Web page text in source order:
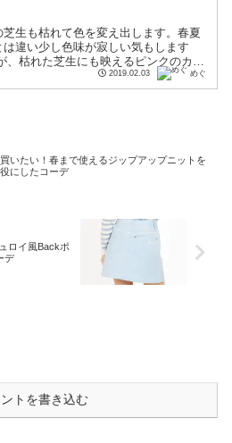
生も枯れて色を変え出します。春夏
違い少し色味が寂しい気もします
、枯れた芝生にも映えるピンクのカラ
人気のあるピンクコーデですが、
2019.02.03 めぐ
いたい！春まで使えるジップアップニットを
にしたコーデ
ロイ風Backポ
デ
トを書き込む